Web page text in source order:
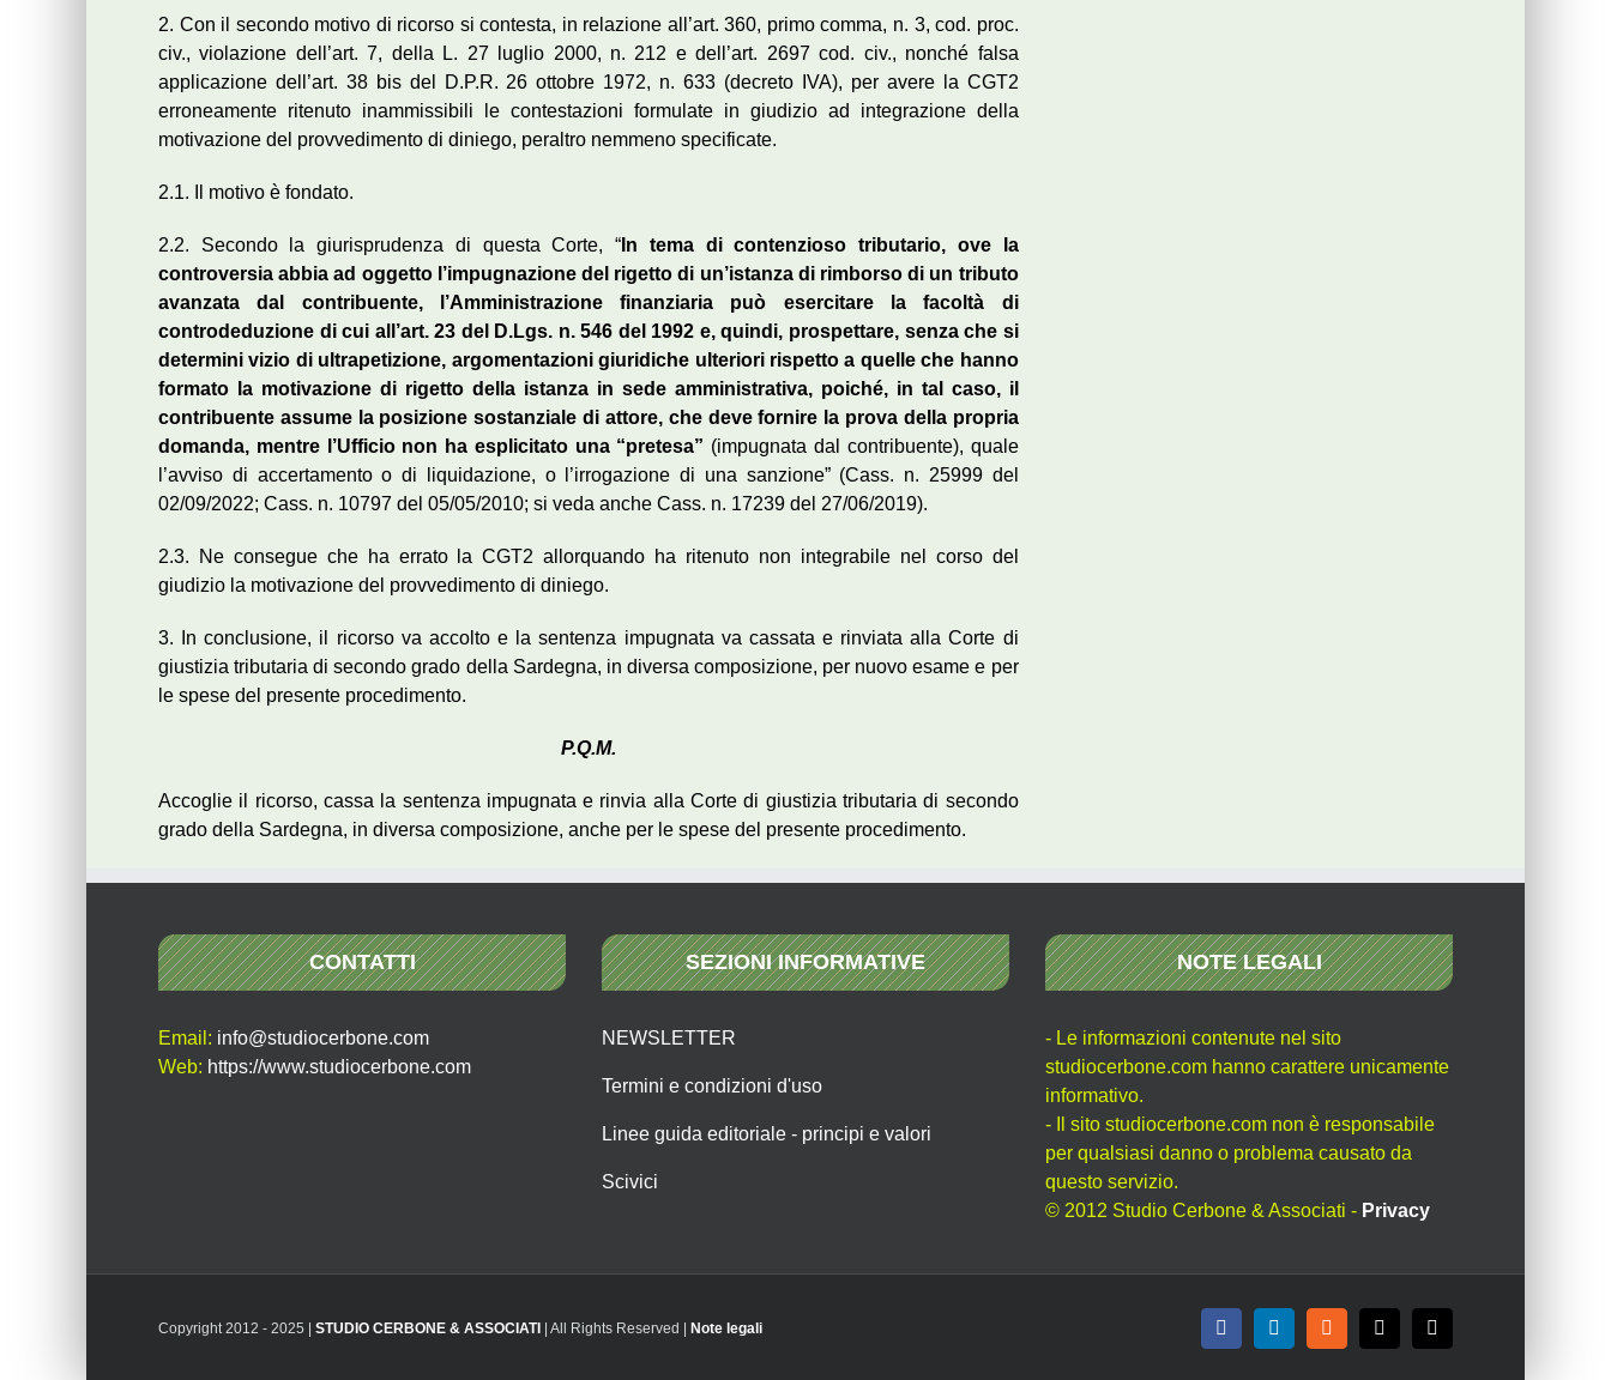
2. Con il secondo motivo di ricorso si contesta, in relazione all’art. 360, primo comma, n. 3, cod. proc.
civ., violazione dell’art. 7, della L. 27 luglio 2000, n. 212 e dell’art. 2697 cod. civ., nonché falsa
applicazione dell’art. 38 bis del D.P.R. 26 ottobre 1972, n. 633 (decreto IVA), per avere la CGT2
erroneamente ritenuto inammissibili le contestazioni formulate in giudizio ad integrazione della
motivazione del provvedimento di diniego, peraltro nemmeno specificate.
2.1. Il motivo è fondato.
2.2. Secondo la giurisprudenza di questa Corte, “ In tema di contenzioso tributario, ove la
controversia abbia ad oggetto l’impugnazione del rigetto di un’istanza di rimborso di un tributo
avanzata dal contribuente, l’Amministrazione finanziaria può esercitare la facoltà di
controdeduzione di cui all’art. 23 del D.Lgs. n. 546 del 1992 e, quindi, prospettare, senza che si
determini vizio di ultrapetizione, argomentazioni giuridiche ulteriori rispetto a quelle che hanno
formato la motivazione di rigetto della istanza in sede amministrativa, poiché, in tal caso, il
contribuente assume la posizione sostanziale di attore, che deve fornire la prova della propria
domanda, mentre l’Ufficio non ha esplicitato una “pretesa” (impugnata dal contribuente), quale
l’avviso di accertamento o di liquidazione, o l’irrogazione di una sanzione” (Cass. n. 25999 del
02/09/2022; Cass. n. 10797 del 05/05/2010; si veda anche Cass. n. 17239 del 27/06/2019).
2.3. Ne consegue che ha errato la CGT2 allorquando ha ritenuto non integrabile nel corso del
giudizio la motivazione del provvedimento di diniego.
3. In conclusione, il ricorso va accolto e la sentenza impugnata va cassata e rinviata alla Corte di
giustizia tributaria di secondo grado della Sardegna, in diversa composizione, per nuovo esame e per
le spese del presente procedimento.
P.Q.M.
Accoglie il ricorso, cassa la sentenza impugnata e rinvia alla Corte di giustizia tributaria di secondo
grado della Sardegna, in diversa composizione, anche per le spese del presente procedimento.
CONTATTI
Email: info@studiocerbone.com
Web: https://www.studiocerbone.com
SEZIONI INFORMATIVE
NEWSLETTER
Termini e condizioni d'uso
Linee guida editoriale - principi e valori
Scivici
NOTE LEGALI
- Le informazioni contenute nel sito
studiocerbone.com hanno carattere unicamente
informativo.
- Il sito studiocerbone.com non è responsabile
per qualsiasi danno o problema causato da
questo servizio.
© 2012 Studio Cerbone & Associati - Privacy
Copyright 2012 - 2025 | STUDIO CERBONE & ASSOCIATI | All Rights Reserved | Note legali FacebookLinkedInRss X Email